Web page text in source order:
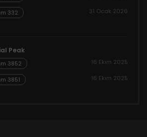
332 31 Ocak 2026
Peak
3852 16 Ekim 2025
3851 16 Ekim 2025